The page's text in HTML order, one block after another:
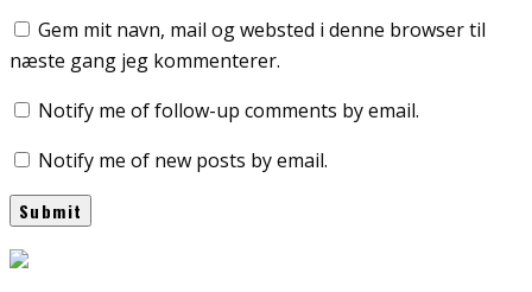
Gem mit navn, mail og websted i denne browser til
næste gang jeg kommenterer.
Notify me of follow-up comments by email.
Notify me of new posts by email.